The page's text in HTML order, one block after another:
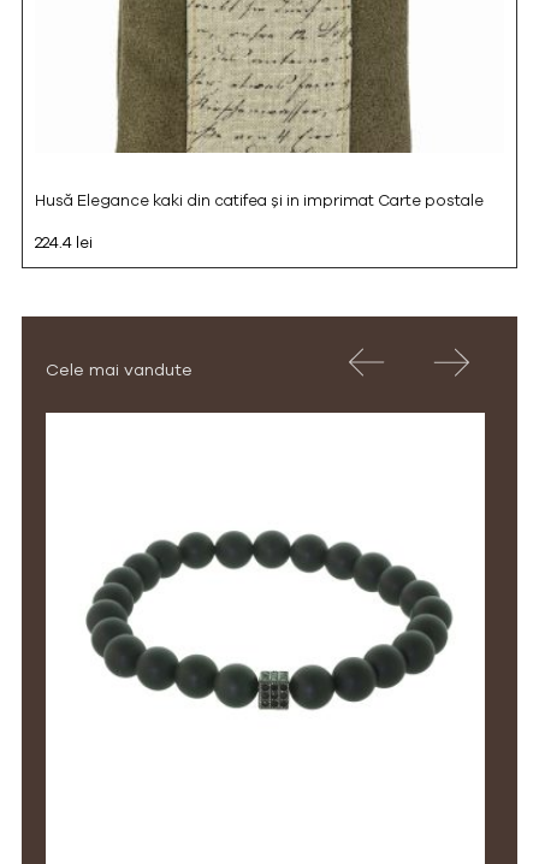
Husă Elegance kaki din catifea și in imprimat Carte postale
224.4 lei
Cele mai vandute